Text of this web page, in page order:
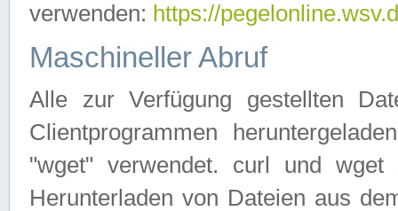
verwenden: https://
Maschineller Abruf
Alle zur Verfügung gestellten
Clientprogrammen
"wget" verwendet. curl und wget
Herunterladen von Dateien aus